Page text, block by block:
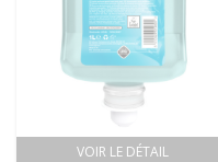
VOIR LE DÉTAIL